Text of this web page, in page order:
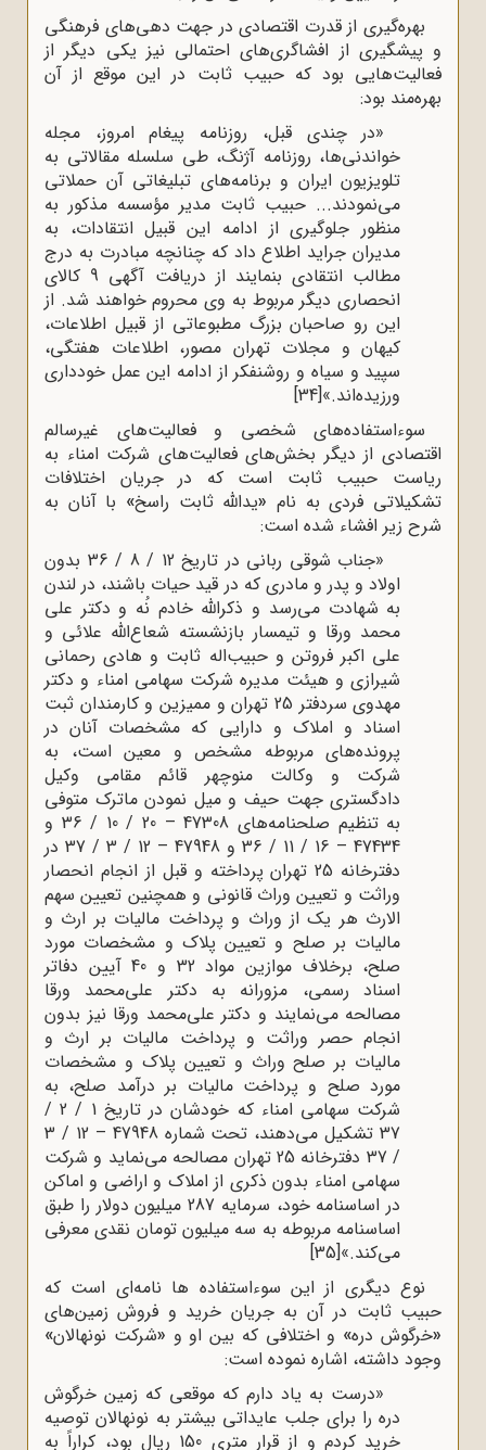
بهره‌گیری از قدرت اقتصادی در جهت دهی‌های فرهنگی
و پیشگیری از افشاگری‌های احتمالی نیز یکی دیگر از
فعالیت‌هایی بود که حبیب ثابت در این موقع از آن
بهره‌مند بود:
«در چندی قبل، روزنامه پیغام امروز، مجله
خواندنی‌ها، روزنامه آژنگ، طی سلسله مقالاتی به
تلویزیون ایران و برنامه‌های تبلیغاتی آن حملاتی
می‌نمودند... حبیب ثابت مدیر مؤسسه مذکور به
منظور جلوگیری از ادامه این قبیل انتقادات، به
مدیران جراید اطلاع داد که چنانچه مبادرت به درج
مطالب انتقادی بنمایند از دریافت آگهی 9 کالای
انحصاری دیگر مربوط به وی محروم خواهند شد. از
این رو صاحبان بزرگ مطبوعاتی از قبیل اطلاعات،
کیهان و مجلات تهران مصور، اطلاعات هفتگی،
سپید و سیاه و روشنفکر از ادامه این عمل خودداری
ورزیده‌اند.»[34]
سوءاستفاده‌های شخصی و فعالیت‌های غیرسالم
اقتصادی از دیگر بخش‌های فعالیت‌های شرکت امناء به
ریاست حبیب ثابت است که در جریان اختلافات
تشکیلاتی فردی به نام «یدالله ثابت راسخ» با آنان به
شرح زیر افشاء شده است:
«جناب شوقی ربانی در تاریخ 12 / 8 / 36 بدون
اولاد و پدر و مادری که در قید حیات باشند، در لندن
به شهادت می‌رسد و ذکرالله خادم نُه و دکتر علی
محمد ورقا و تیمسار بازنشسته شعاع‌الله علائی و
علی اکبر فروتن و حبیب‌اله ثابت و هادی رحمانی
شیرازی و هیئت مدیره شرکت سهامی امناء و دکتر
مهدوی سردفتر 25 تهران و ممیزین و کارمندان ثبت
اسناد و املاک و دارایی که مشخصات آنان در
پرونده‌های مربوطه مشخص و معین است، به
شرکت و وکالت منوچهر قائم مقامی وکیل
دادگستری جهت حیف و میل نمودن ماترک متوفی
به تنظیم صلحنامه‌های 47308 – 20 / 10 / 36 و
47434 – 16 / 11 / 36 و 47948 – 12 / 3 / 37 در
دفترخانه 25 تهران پرداخته و قبل از انجام انحصار
وراثت و تعیین وراث قانونی و همچنین تعیین سهم
الارث هر یک از وراث و پرداخت مالیات بر ارث و
مالیات بر صلح و تعیین پلاک و مشخصات مورد
صلح، برخلاف موازین مواد 32 و 40 آیین دفاتر
اسناد رسمی، مزورانه به دکتر علی‌محمد ورقا
مصالحه می‌نمایند و دکتر علی‌محمد ورقا نیز بدون
انجام حصر وراثت و پرداخت مالیات بر ارث و
مالیات بر صلح وراث و تعیین پلاک و مشخصات
مورد صلح و پرداخت مالیات بر درآمد صلح، به
شرکت سهامی امناء که خودشان در تاریخ 1 / 2 /
37 تشکیل می‌دهند، تحت شماره 47948 – 12 / 3
/ 37 دفترخانه 25 تهران مصالحه می‌نماید و شرکت
سهامی امناء بدون ذکری از املاک و اراضی و اماکن
در اساسنامه خود، سرمایه 287 میلیون دولار را طبق
اساسنامه مربوطه به سه میلیون تومان نقدی معرفی
می‌کند.»[35]
نوع دیگری از این سوءاستفاده ها نامه‌ای است که
حبیب ثابت در آن به جریان خرید و فروش زمین‌های
«خرگوش دره» و اختلافی که بین او و «شرکت نونهالان»
وجود داشته، اشاره نموده است:
«درست به یاد دارم که موقعی که زمین خرگوش
دره را برای جلب عایداتی بیشتر به نونهالان توصیه
خرید کردم و از قرار متری 150 ریال بود، کراراً به